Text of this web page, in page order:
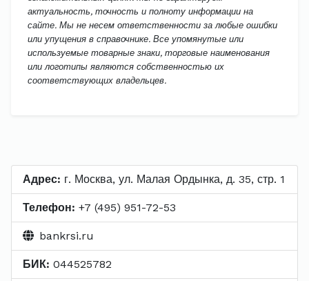
актуальность, точность и полноту информации на
сайте. Мы не несем ответственности за любые ошибки
или упущения в справочнике. Все упомянутые или
используемые товарные знаки, торговые наименования
или логотипы являются собственностью их
соответствующих владельцев.
Адрес: г. Москва, ул. Малая Ордынка, д. 35, стр. 1
Телефон: +7 (495) 951-72-53
bankrsi.ru
БИК: 044525782